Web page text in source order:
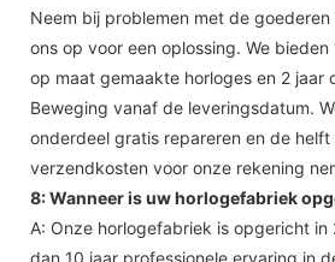
Neem bij problemen met de
ons op voor een oplossing. We
op maat gemaakte horloges en 2 jaar
Beweging vanaf de leveringsdatum.
onderdeel gratis repareren en de helft
verzendkosten voor onze rekening
8: Wanneer is uw horlogefabriek
A: Onze horlogefabriek is opgericht
dan 10 jaar professionele ervaring in